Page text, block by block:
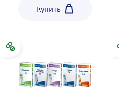
Купить